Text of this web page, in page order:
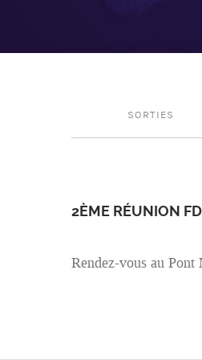
SORTIES
2ÈME RÉUNION
Rendez-vous au